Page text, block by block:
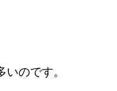
のです。